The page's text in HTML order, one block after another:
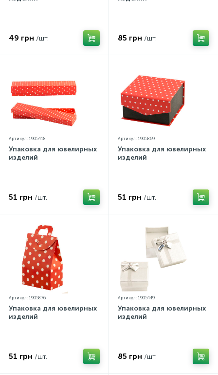
49 грн /шт. 85 грн /шт.
Артикул: 1905418
Упаковка для ювелирных
изделий
51 грн /шт.
Артикул: 1905869
Упаковка для ювелирных
изделий
51 грн /шт.
Артикул: 1905876
Упаковка для ювелирных
изделий
51 грн /шт.
Артикул: 1905449
Упаковка для ювелирных
изделий
85 грн /шт.
Серебряные цепочки
Серебряные сувениры